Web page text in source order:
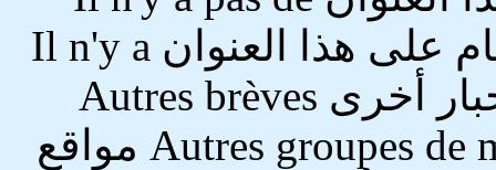
brève à cette adresse لا توجد أقسام على هذا العنوان Il n'y a
pas de rubrique à cette adresse أخبار أخرى Autres brèves
مجموعات مفاتيح اخرى Autres groupes de mots-clés مواقع